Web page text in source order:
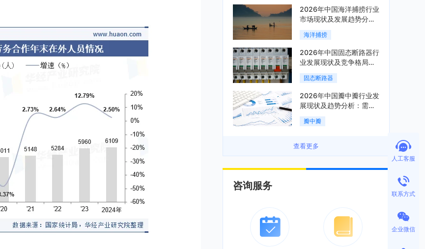
2026年中国海洋捕捞行业
市场现状及发展趋势分
析：科技赋能与智能化转
型加速「图」
海洋捕捞
2026年中国固态断路器行
业发展现状及竞争格局分
析：国际巨头领跑技术，
国内企业加速追赶「图」
固态断路器
2026年中国瓣中瓣行业发
展现状及趋势分析：需求
可持续释放，市场发展前
景良好「图」
瓣中瓣
查看更多
咨询服务
人工客服
联系方式
企业微信